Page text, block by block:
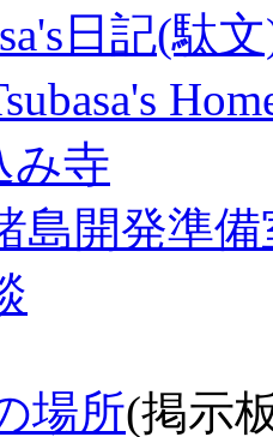
日記(駄
み寺
島開発準備
場所(掲示